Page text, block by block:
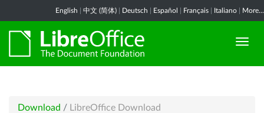
English 中文 (简体) Deutsch Español Français Italiano More...
Download / LibreOffice Download